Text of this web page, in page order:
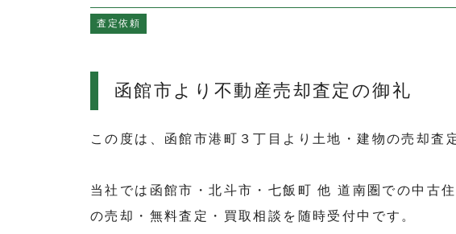
査定依頼
函館市より不動産売却査定の御礼
この度は、函館市港町３丁目より土地・建物の売却査
当社では函館市・北斗市・七飯町 他 道南圏での中古
の売却・無料査定・買取相談を随時受付中です。